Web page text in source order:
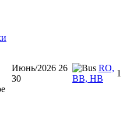
Июнь/2026 26
30
RO,
BB, HB
1